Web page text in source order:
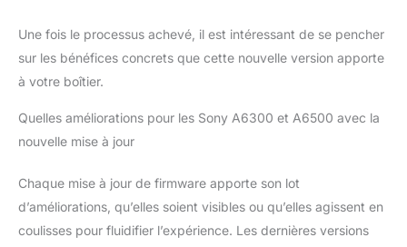
Une fois le processus achevé, il est intéressant de se pencher
sur les bénéfices concrets que cette nouvelle version apporte
à votre boîtier.
Quelles améliorations pour les Sony A6300 et A6500 avec la
nouvelle mise à jour
Chaque mise à jour de firmware apporte son lot
d’améliorations, qu’elles soient visibles ou qu’elles agissent en
coulisses pour fluidifier l’expérience. Les dernières versions